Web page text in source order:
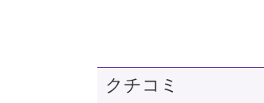
クチコミ